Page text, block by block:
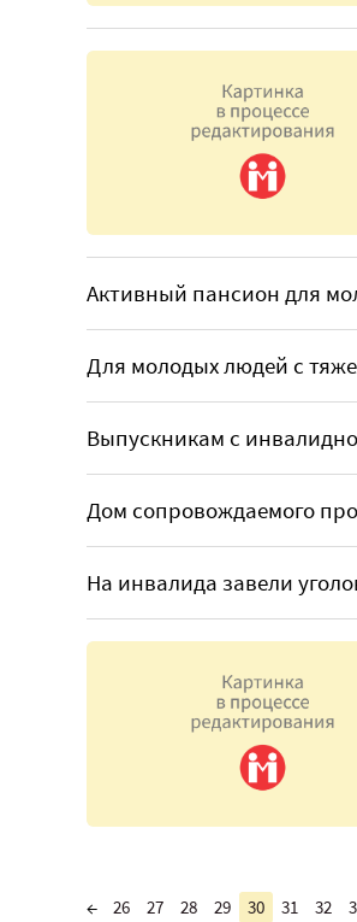
Активный пансион для
Для молодых людей с
Выпускникам с
Дом сопровождаемого
На инвалида завели
← 26 27 28 29 30 31 32